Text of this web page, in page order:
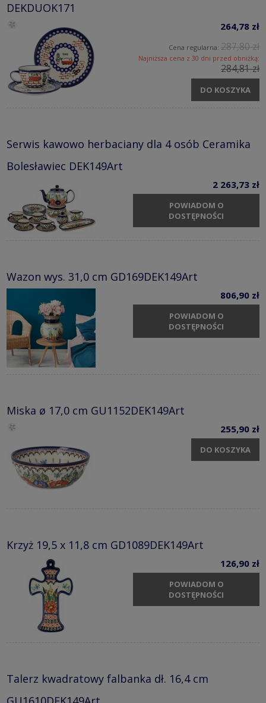
DEKDUOK171
264,78 zł
Cena regularna: 287,80 zł
Najniższa cena z 30 dni przed obniżką:
284,81 zł
DO KOSZYKA
Serwis kawowo herbaciany dla 4 osób Ceramika
Bolesławiec DEK149Art
2 263,73 zł
POWIADOM O
DOSTĘPNOŚCI
Wazon wys. 31,0 cm GD169DEK149Art
806,90 zł
POWIADOM O
DOSTĘPNOŚCI
Miska ø 17,0 cm GU1152DEK149Art
255,90 zł
DO KOSZYKA
Krzyż 19,5 x 11,8 cm GD1089DEK149Art
126,90 zł
POWIADOM O
DOSTĘPNOŚCI
Talerz kwadratowy falbanka dł. 16,4 cm